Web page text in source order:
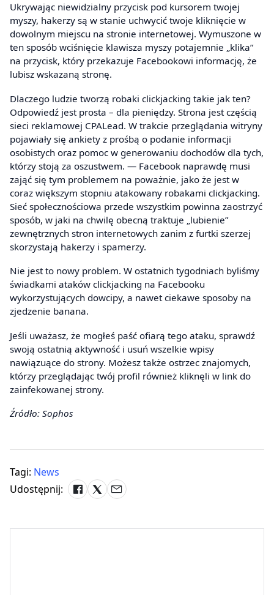
Ukrywając niewidzialny przycisk pod kursorem twojej
myszy, hakerzy są w stanie uchwycić twoje kliknięcie w
dowolnym miejscu na stronie internetowej. Wymuszone w
ten sposób wciśnięcie klawisza myszy potajemnie „klika”
na przycisk, który przekazuje Facebookowi informację, że
lubisz wskazaną stronę.
Dlaczego ludzie tworzą robaki clickjacking takie jak ten?
Odpowiedź jest prosta – dla pieniędzy. Strona jest częścią
sieci reklamowej CPALead. W trakcie przeglądania witryny
pojawiały się ankiety z prośbą o podanie informacji
osobistych oraz pomoc w generowaniu dochodów dla tych,
którzy stoją za oszustwem. — Facebook naprawdę musi
zająć się tym problemem na poważnie, jako że jest w
coraz większym stopniu atakowany robakami clickjacking.
Sieć społecznościowa przede wszystkim powinna zaostrzyć
sposób, w jaki na chwilę obecną traktuje „lubienie”
zewnętrznych stron internetowych zanim z furtki szerzej
skorzystają hakerzy i spamerzy.
Nie jest to nowy problem. W ostatnich tygodniach byliśmy
świadkami ataków clickjacking na Facebooku
wykorzystujących dowcipy, a nawet ciekawe sposoby na
zjedzenie banana.
Jeśli uważasz, że mogłeś paść ofiarą tego ataku, sprawdź
swoją ostatnią aktywność i usuń wszelkie wpisy
nawiązuące do strony. Możesz także ostrzec znajomych,
którzy przeglądając twój profil również kliknęli w link do
zainfekowanej strony.
Źródło: Sophos
Tagi: News
Udostępnij: